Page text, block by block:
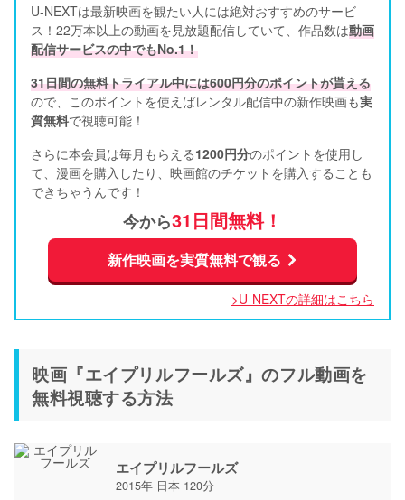
U-NEXTは最新映画を観たい人には絶対おすすめのサービ
ス！22万本以上の動画を見放題配信していて、作品数は動画
配信サービスの中でもNo.1！
31日間の無料トライアル中には600円分のポイントが貰える
ので、このポイントを使えばレンタル配信中の新作映画も実
質無料で視聴可能！
さらに本会員は毎月もらえる1200円分のポイントを使用し
て、漫画を購入したり、映画館のチケットを購入することも
できちゃうんです！
今から31日間無料！
新作映画を実質無料で観る
>U-NEXTの詳細はこちら
映画『エイプリルフールズ』のフル動画を
無料視聴する方法
エイプリルフールズ
2015年 日本 120分